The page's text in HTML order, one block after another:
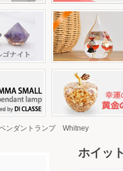
ンダントランプ Whitney
ホイッ